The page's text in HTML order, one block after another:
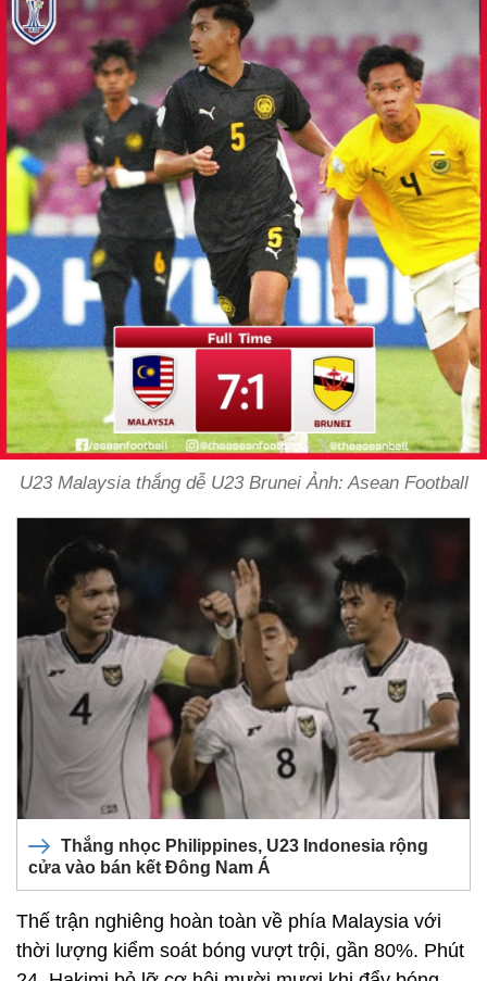
U23 Malaysia thắng dễ U23 Brunei Ảnh: Asean Football
Thắng nhọc Philippines, U23 Indonesia rộng
cửa vào bán kết Đông Nam Á
Thế trận nghiêng hoàn toàn về phía Malaysia với
thời lượng kiểm soát bóng vượt trội, gần 80%. Phút